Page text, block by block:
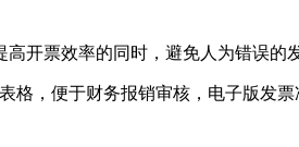
开票效率的同时，避免人为错误的发
格，便于财务报销审核，电子版发票